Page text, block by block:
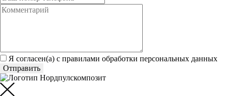
Я согласен(а) c правилами обработки персональных данных
Отправить